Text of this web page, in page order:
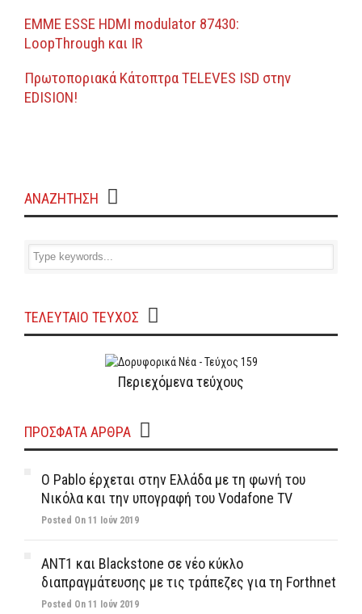
EMME ESSE HDMI modulator 87430:
LoopThrough και IR
Πρωτοποριακά Κάτοπτρα TELEVES ISD στην
EDISION!
ΑΝΑΖΗΤΗΣΗ
ΤΕΛΕΥΤΑΙΟ ΤΕΥΧΟΣ
Περιεχόμενα τεύχους
ΠΡΌΣΦΑΤΑ ΆΡΘΡΑ
Ο Pablo έρχεται στην Ελλάδα με τη φωνή του
Νικόλα και την υπογραφή του Vodafone TV
Posted On 11 Ιούν 2019
ΑΝΤ1 και Blackstone σε νέο κύκλο
διαπραγμάτευσης με τις τράπεζες για τη Forthnet
Posted On 11 Ιούν 2019